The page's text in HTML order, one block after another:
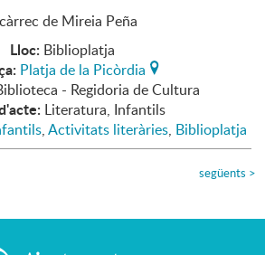
de Mireia Peña
Lloc: Biblioplatja
Platja de la Picòrdia
- Regidoria de Cultura
Literatura, Infantils
,Activitats literàries, Biblioplatja
següents >